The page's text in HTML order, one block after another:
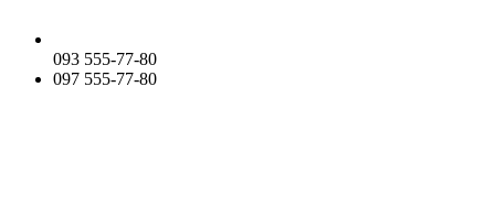
093 555-77-80
097 555-77-80